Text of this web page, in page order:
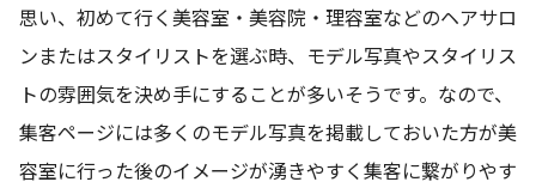
思い、初めて行く美容室・美容院・理容室などのヘアサロ
ンまたはスタイリストを選ぶ時、モデル写真やスタイリス
トの雰囲気を決め手にすることが多いそうです。なので、
集客ページには多くのモデル写真を掲載しておいた方が美
容室に行った後のイメージが湧きやすく集客に繋がりやす